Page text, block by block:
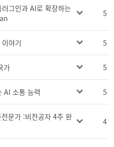
그인과 AI로 확장하는
5
야기 5
가 5
AI 소통 능력 5
문가 :비전공자 4주 완
4